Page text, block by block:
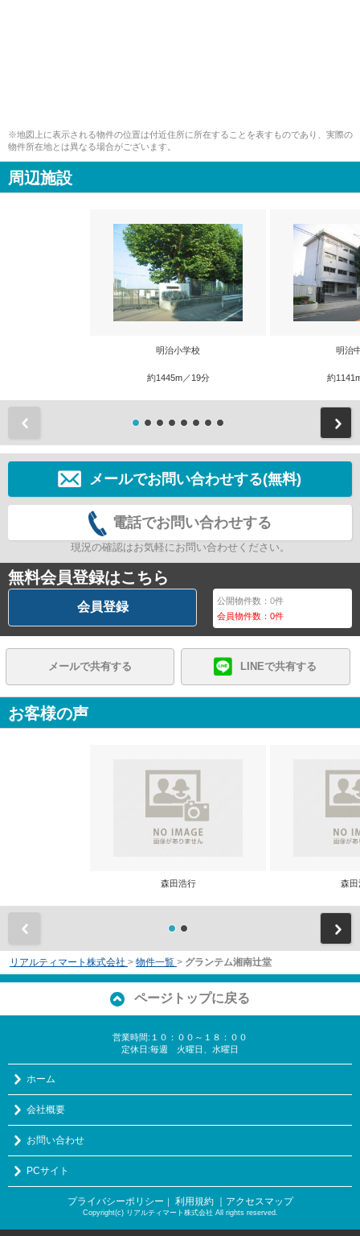
※地図上に表示される物件の位置は付近住所に所在することを表すものであり、実際の
物件所在地とは異なる場合がございます。
周辺施設
明治小学校
約1445m／19分
明治
約
メールでお問い合わせする(無料)
電話でお問い合わせする
現況の確認はお気軽にお問い合わせください。
無料会員登録はこちら
会員登録 公開物件数：0件
会員物件数：0件
メールで共有する LINEで共有する
お客様の声
森田浩行 森田
リアルティマート株式会社 > 物件一覧 > グランテム湘南辻堂
ページトップに戻る
営業時間:１０：００～１８：００
定休日:毎週 火曜日、水曜日
ホーム
会社概要
お問い合わせ
PCサイト
プライバシーポリシー 利用規約 ｜アクセスマップ
Copyright(c) リアルティマート株式会社 All rights reserved.